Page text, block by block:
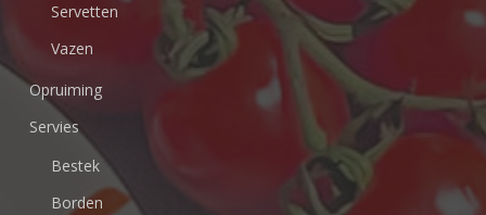
Servetten
Vazen
Opruiming
Servies
Bestek
Borden